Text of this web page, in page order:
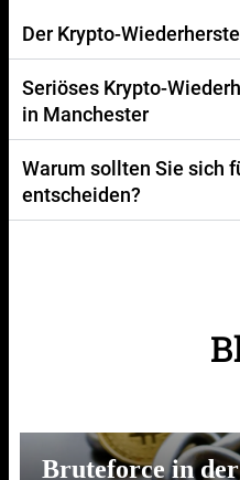
Der Krypto-
Seriöses Krypto-
in Manchester
Warum sollten Sie sich
entscheiden?
Bruteforce in